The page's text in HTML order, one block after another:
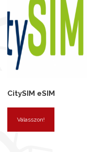
CitySIM eSIM
Válasszon!